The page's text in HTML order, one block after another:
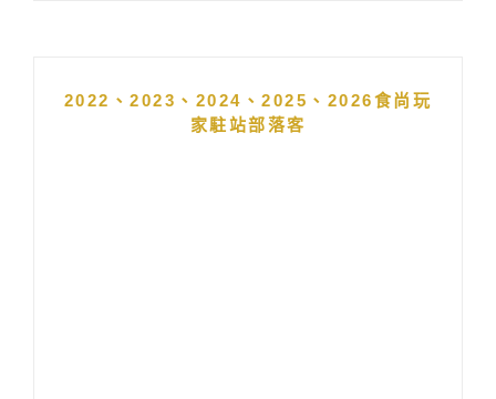
2022、2023、2024、2025、2026食尚玩
家駐站部落客